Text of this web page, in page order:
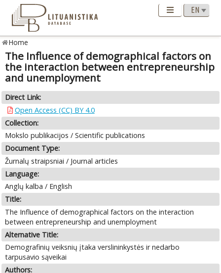
Home
The Influence of demographical factors on
the interaction between entrepreneurship
and unemployment
Direct Link:
Open Access (CC) BY 4.0
Collection:
Mokslo publikacijos / Scientific publications
Document Type:
Žurnalų straipsniai / Journal articles
Language:
Anglų kalba / English
Title:
The Influence of demographical factors on the interaction
between entrepreneurship and unemployment
Alternative Title:
Demografinių veiksnių įtaka verslininkystės ir nedarbo
tarpusavio sąveikai
Authors: